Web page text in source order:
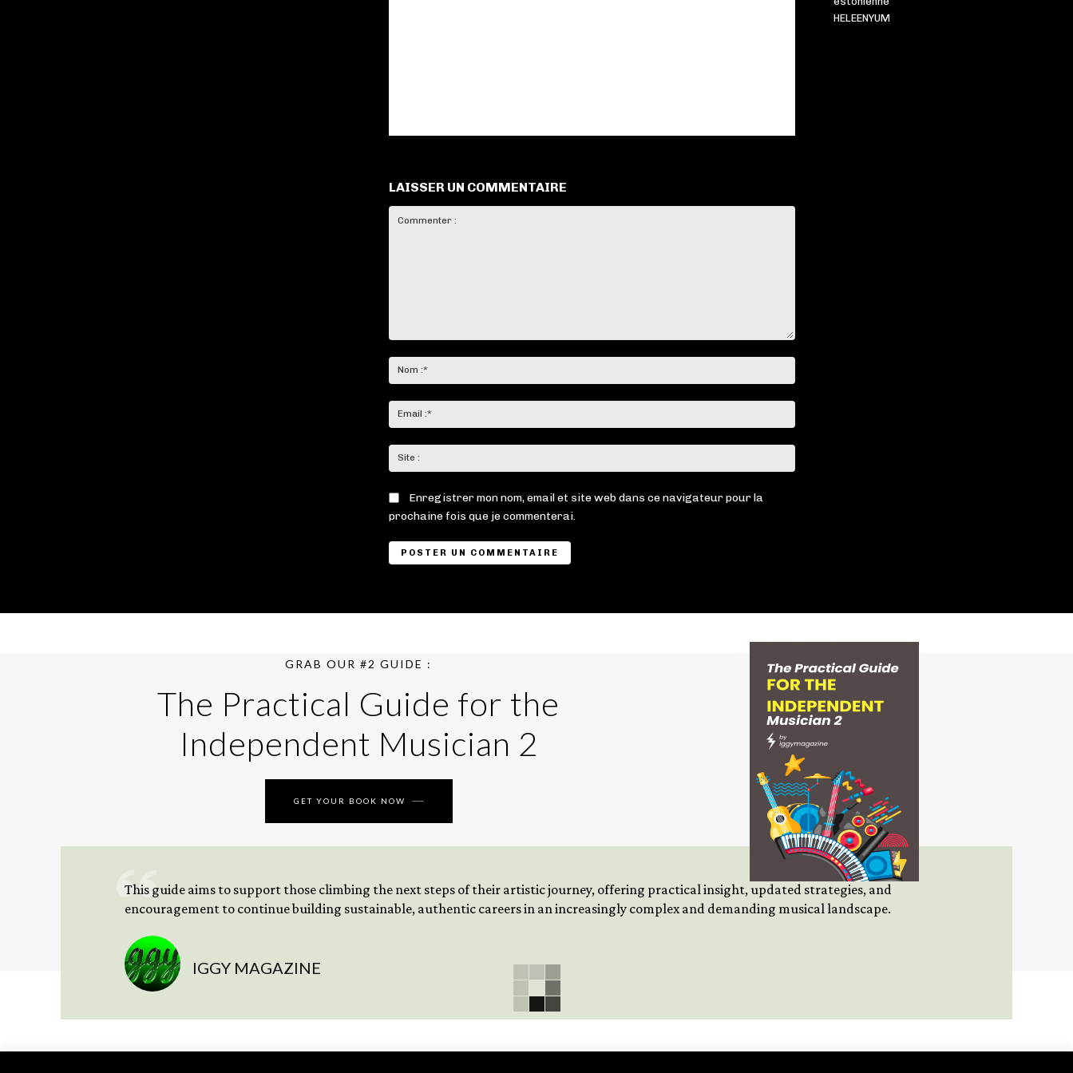
LAISSER UN COMMENTAIRE
:*
:*
:
Enregistrer mon nom, email et site web dans ce navigateur pour la
prochaine fois que je commenterai.
HELEENYUM
GRAB OUR #2 GUIDE :
The Practical Guide for the
Independent Musician 2
GET YOUR BOOK NOW
This guide aims to support those climbing the next steps of their artistic journey, offering practical insight, updated strategies, and
encouragement to continue building sustainable, authentic careers in an increasingly complex and demanding musical landscape.
IGGY MAGAZINE